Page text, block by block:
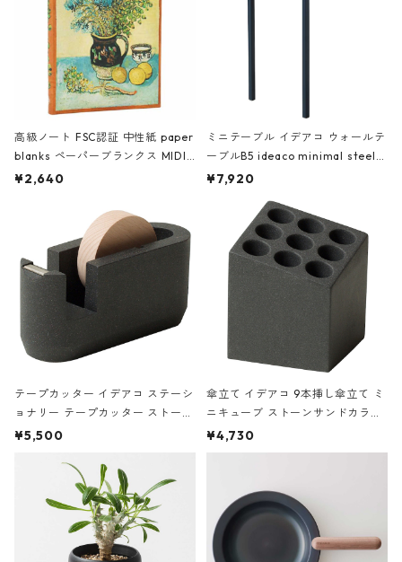
高級ノート FSC認証 中性紙 paper
blanks ペーパーブランクス MIDI
ハードカバー 罫線 ヴァン・ゴッホ
¥2,640
ミニテーブル イデアコ ウォールテ
ーブルB5 ideaco minimal steel f
urniture WALL Table B5 ネイビー
¥7,920
テープカッター イデアコ ステーシ
ョナリー テープカッター ストーン
サンドカラー 石調 ideaco Station
¥5,500
傘立て イデアコ 9本挿し傘立て ミ
ニキューブ ストーンサンドカラー
石調 ideaco Umbrella Stand CUB
E ストーンサンドブラック
¥4,730